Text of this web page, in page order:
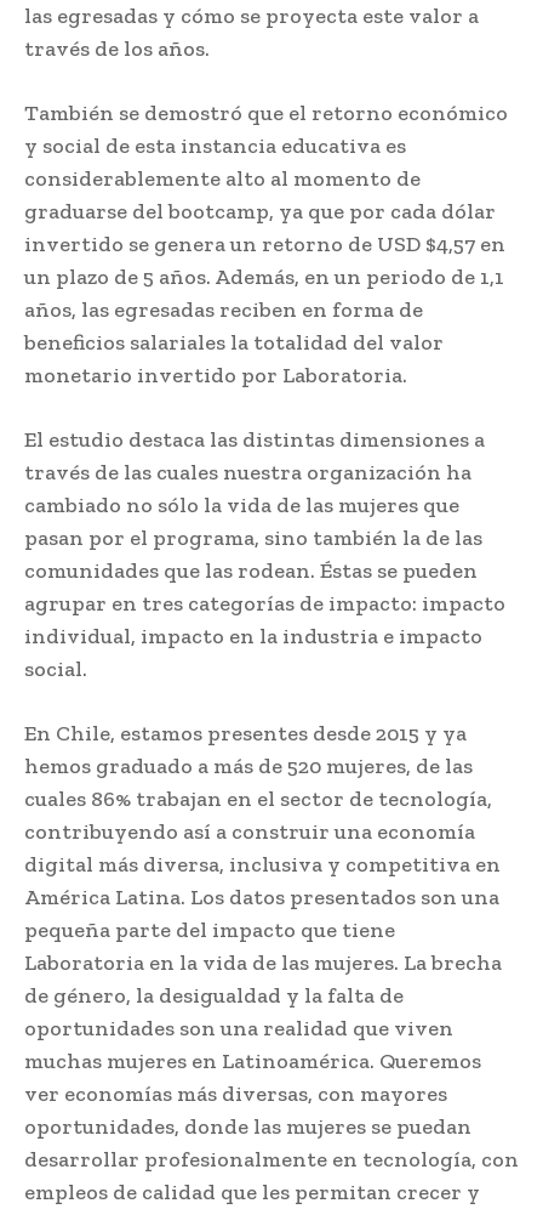
las egresadas y cómo se proyecta este valor a
través de los años.
También se demostró que el retorno económico
y social de esta instancia educativa es
considerablemente alto al momento de
graduarse del bootcamp, ya que por cada dólar
invertido se genera un retorno de USD $4,57 en
un plazo de 5 años. Además, en un periodo de 1,1
años, las egresadas reciben en forma de
beneficios salariales la totalidad del valor
monetario invertido por Laboratoria.
El estudio destaca las distintas dimensiones a
través de las cuales nuestra organización ha
cambiado no sólo la vida de las mujeres que
pasan por el programa, sino también la de las
comunidades que las rodean. Éstas se pueden
agrupar en tres categorías de impacto: impacto
individual, impacto en la industria e impacto
social.
En Chile, estamos presentes desde 2015 y ya
hemos graduado a más de 520 mujeres, de las
cuales 86% trabajan en el sector de tecnología,
contribuyendo así a construir una economía
digital más diversa, inclusiva y competitiva en
América Latina. Los datos presentados son una
pequeña parte del impacto que tiene
Laboratoria en la vida de las mujeres. La brecha
de género, la desigualdad y la falta de
oportunidades son una realidad que viven
muchas mujeres en Latinoamérica. Queremos
ver economías más diversas, con mayores
oportunidades, donde las mujeres se puedan
desarrollar profesionalmente en tecnología, con
empleos de calidad que les permitan crecer y